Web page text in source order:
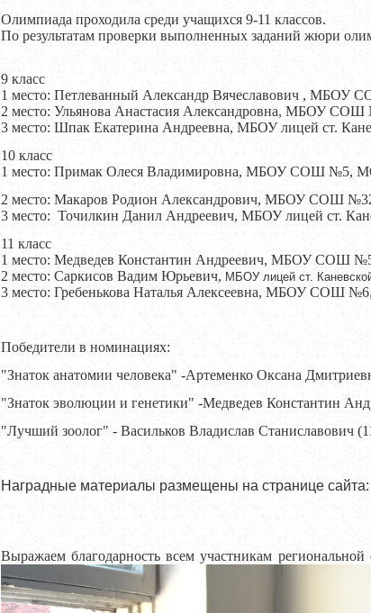
Олимпиада проходила среди учащихся 9-11 классов.
По результатам проверки выполненных заданий жюри
9 класс
1 место: Петлеванный Александр Вячеславович , МБОУ
2 место: Ульянова Анастасия Александровна, МБОУ СОШ
3 место: Шпак Екатерина Андреевна, МБОУ лицей ст.
10 класс
1 место: Примак Олеся Владимировна, МБОУ СОШ №5,
2 место: Макаров Родион Александрович, МБОУ СОШ
3 место: Точилкин Данил Андреевич, МБОУ лицей ст.
11 класс
1 место: Медведев Константин Андреевич, МБОУ СОШ
2 место: Саркисов Вадим Юрьевич, МБОУ лицей ст.
3 место: Гребенькова Наталья Алексеевна, МБОУ СОШ
Победители в номинациях:
"Знаток анатомии человека" -Артеменко Оксана
"Знаток эволюции и генетики" -Медведев Константин
"Лучший зоолог" - Васильков Владислав Станиславович
Наградные материалы размещены на странице
Выражаем благодарность всем участникам